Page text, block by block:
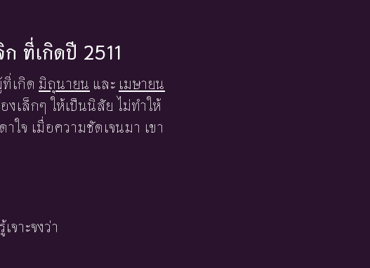
ที่เกิดปี 2511
เกิด มิถุนายน และ เมษายน
งเล็กๆ ให้เป็นนิสัย ไม่ทำให้
จ เมื่อความชัดเจนมา เขา
าะจงว่า